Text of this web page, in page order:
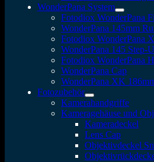
WonderPana System
Fotodiox WonderPana
WonderPana 145mm
Fotodiox WonderPana
WonderPana 145 Step-
Fotodiox WonderPana
WonderPana Cap
WonderPana XK
Fotozubehör
Kamerahandgriffe
Kameragehäuse und
Kameradeckel
Lens Cap
Objektivdeckel